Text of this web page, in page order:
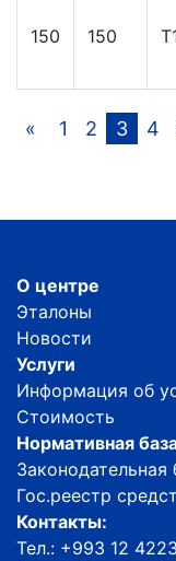
150 150
« 1 2 3 4
О центре
Эталоны
Новости
Услуги
Информация об
Стоимость
Нормативная
Законодательная
Гос.реестр
Контакты:
Тел.: +993 12